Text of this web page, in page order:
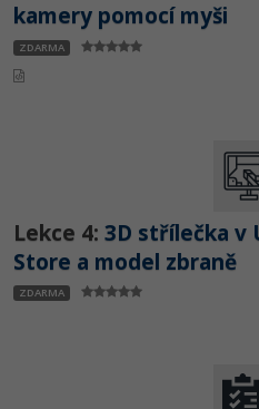
kamery pomocí myši
ZDARMA
Lekce 4: 3D střílečka v
Store a model zbraně
ZDARMA